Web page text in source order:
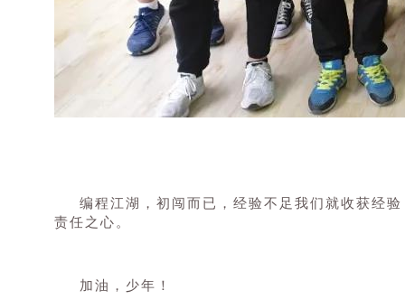
编程江湖，初闯而已，经验不足我们就收获经
责任之心。
加油，少年！